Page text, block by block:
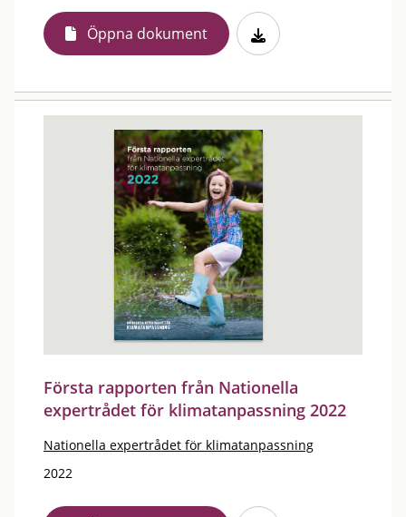
Öppna dokument
Första rapporten från Nationella
expertrådet för klimatanpassning 2022
Nationella expertrådet för klimatanpassning
2022